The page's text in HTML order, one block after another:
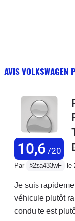
AVIS VOLKSWAGEN
10,6 /20
Par §2za433wF le
Je suis
véhicule plutôt
conduite est